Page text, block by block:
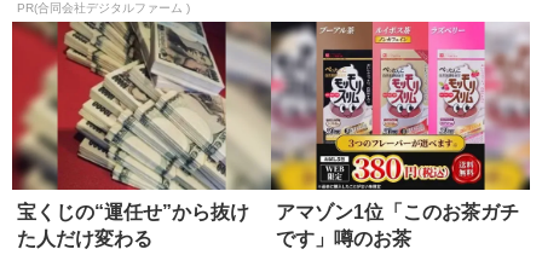
PR(合同会社デジタルファーム )
宝くじの“運任せ”から抜け
た人だけ変わる
アマゾン1位「このお茶ガチ
です」噂のお茶